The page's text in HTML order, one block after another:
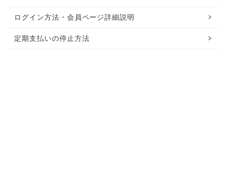
ログイン方法・会員ページ詳細説明
定期支払いの停止方法